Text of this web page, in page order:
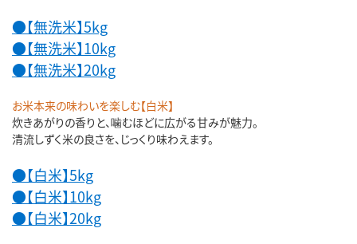
●【無洗米】5kg
●【無洗米】10kg
●【無洗米】20kg
お米本来の味わいを楽しむ【白米】
炊きあがりの香りと、噛むほどに広がる甘みが魅力。
清流しずく米の良さを、じっくり味わえます。
●【白米】5kg
●【白米】10kg
●【白米】20kg